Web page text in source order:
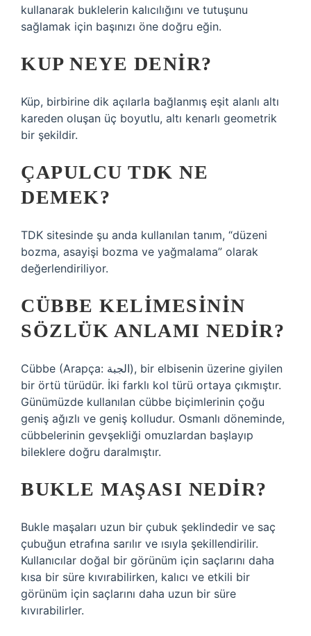
kullanarak buklelerin kalıcılığını ve tutuşunu
sağlamak için başınızı öne doğru eğin.
KUP NEYE DENIR?
Küp, birbirine dik açılarla bağlanmış eşit alanlı altı
kareden oluşan üç boyutlu, altı kenarlı geometrik
bir şekildir.
ÇAPULCU TDK NE
DEMEK?
TDK sitesinde şu anda kullanılan tanım, “düzeni
bozma, asayişi bozma ve yağmalama” olarak
değerlendiriliyor.
CÜBBE KELIMESININ
SÖZLÜK ANLAMI NEDIR?
Cübbe (Arapça: الجبة), bir elbisenin üzerine giyilen
bir örtü türüdür. İki farklı kol türü ortaya çıkmıştır.
Günümüzde kullanılan cübbe biçimlerinin çoğu
geniş ağızlı ve geniş kolludur. Osmanlı döneminde,
cübbelerinin gevşekliği omuzlardan başlayıp
bileklere doğru daralmıştır.
BUKLE MAŞASI NEDIR?
Bukle maşaları uzun bir çubuk şeklindedir ve saç
çubuğun etrafına sarılır ve ısıyla şekillendirilir.
Kullanıcılar doğal bir görünüm için saçlarını daha
kısa bir süre kıvırabilirken, kalıcı ve etkili bir
görünüm için saçlarını daha uzun bir süre
kıvırabilirler.